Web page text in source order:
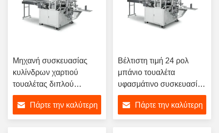
Μηχανή συσκευασίας
κυλίνδρων χαρτιού
τουαλέτας διπλού
κατάστρωμα 3kw 380V
Για εργοστάσια
παραγωγής
Πάρτε την καλύτερη
Βέλτιστη τιμή 24 ρολ
μπάνιο τουαλέτα
υφασμάτινο συσκευασία
συσκευασία 6σακούλες /
min
Πάρτε την καλύτερη